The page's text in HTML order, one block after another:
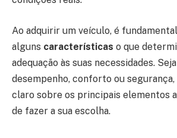
Ao adquirir um veículo, é
alguns características o que
adequação às suas necessidades.
desempenho, conforto ou
claro sobre os principais elementos
de fazer a sua escolha.